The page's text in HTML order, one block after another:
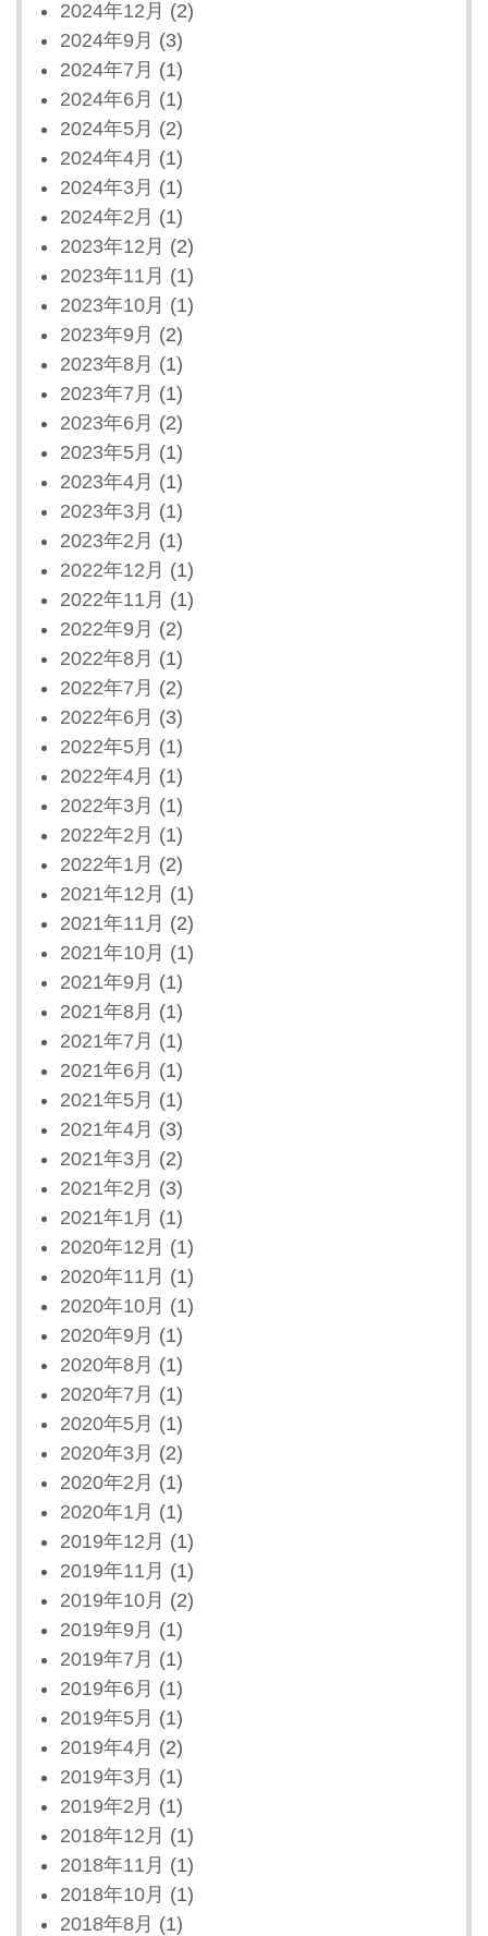
2024年12月 (2)
2024年9月 (3)
2024年7月 (1)
2024年6月 (1)
2024年5月 (2)
2024年4月 (1)
2024年3月 (1)
2024年2月 (1)
2023年12月 (2)
2023年11月 (1)
2023年10月 (1)
2023年9月 (2)
2023年8月 (1)
2023年7月 (1)
2023年6月 (2)
2023年5月 (1)
2023年4月 (1)
2023年3月 (1)
2023年2月 (1)
2022年12月 (1)
2022年11月 (1)
2022年9月 (2)
2022年8月 (1)
2022年7月 (2)
2022年6月 (3)
2022年5月 (1)
2022年4月 (1)
2022年3月 (1)
2022年2月 (1)
2022年1月 (2)
2021年12月 (1)
2021年11月 (2)
2021年10月 (1)
2021年9月 (1)
2021年8月 (1)
2021年7月 (1)
2021年6月 (1)
2021年5月 (1)
2021年4月 (3)
2021年3月 (2)
2021年2月 (3)
2021年1月 (1)
2020年12月 (1)
2020年11月 (1)
2020年10月 (1)
2020年9月 (1)
2020年8月 (1)
2020年7月 (1)
2020年5月 (1)
2020年3月 (2)
2020年2月 (1)
2020年1月 (1)
2019年12月 (1)
2019年11月 (1)
2019年10月 (2)
2019年9月 (1)
2019年7月 (1)
2019年6月 (1)
2019年5月 (1)
2019年4月 (2)
2019年3月 (1)
2019年2月 (1)
2018年12月 (1)
2018年11月 (1)
2018年10月 (1)
2018年8月 (1)